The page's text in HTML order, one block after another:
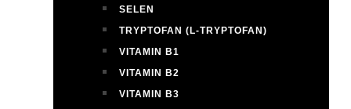
SELEN
TRYPTOFAN (L-TRYPTOFAN)
VITAMIN B1
VITAMIN B2
VITAMIN B3